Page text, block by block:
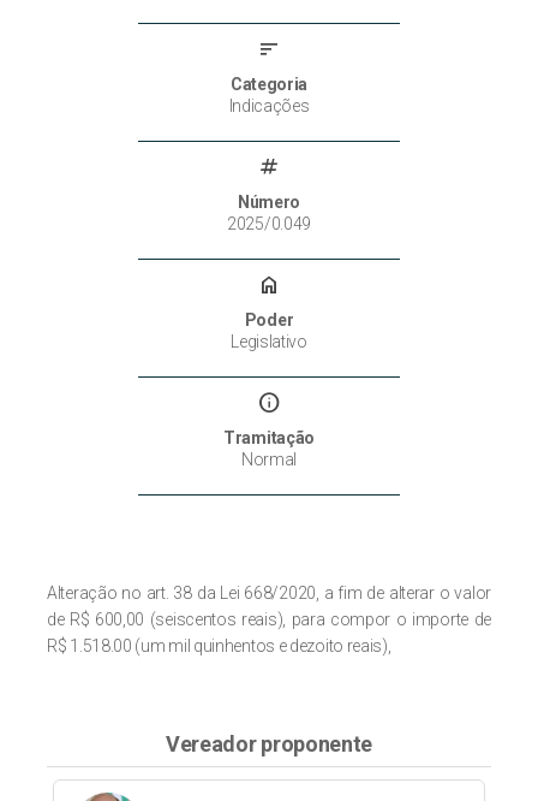
sort
Categoria
Indicações
tag
Número
2025/0.049
home
Poder
Legislativo
info
Tramitação
Normal
Alteração no art. 38 da Lei 668/2020, a fim de alterar o valor
de R$ 600,00 (seiscentos reais), para compor o importe de
R$ 1.518.00 (um mil quinhentos e dezoito reais),
Vereador proponente